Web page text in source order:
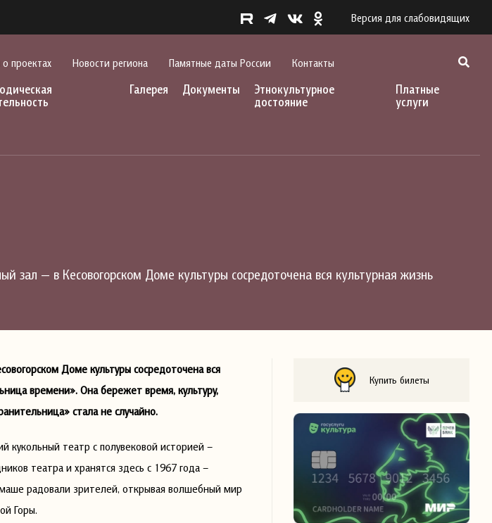
Версия для слабовидящих
проектах Новости региона Памятные даты России Контакты
Галерея Документы
Этнокультурное
достояние
Платные
услуги
зал — в Кесовогорском Доме культуры сосредоточена вся культурная жизнь
Доме культуры сосредоточена вся
времени». Она бережет время, культуру,
стала не случайно.
кукольный театр с полувековой историей –
театра и хранятся здесь с 1967 года –
радовали зрителей, открывая волшебный мир
Горы.
Купить билеты